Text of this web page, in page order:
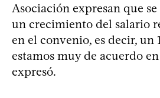
Asociación expresan que
un crecimiento del salario
en el convenio, es decir, un
estamos muy de acuerdo
expresó.